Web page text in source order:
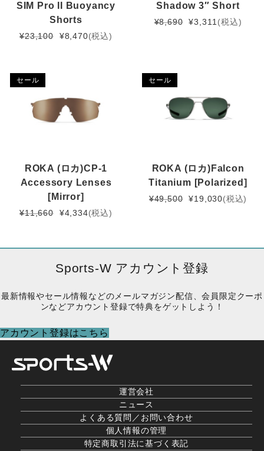
SIM Pro II Buoyancy
Shorts
¥23,100
元
¥23,100
で
し
¥8,470
現
は
¥8,470
で
(税込)
Shadow 3″ Short
¥8,690
元
で
し
た。
¥3,311
現
¥3,311
で
す。
(税込)
セール
ROKA (ロカ)CP-1
Accessory Lenses
[Mirror]
¥11,660
元
格
¥11,660
し
た。
¥4,334
現
価
は
で
す。
(税込)
セール
ROKA (ロカ)Falcon
Titanium [Polarized]
¥49,500
元
は
¥49,500
で
た。
¥19,030
現
格
は
¥19,030
す。
(税込)
Sports-W アカウント登録
最新情報やセール情報などのメールマガジン配信、会員限定クーポ
ンなどアカウント登録で特典をゲットしよう！
アカウント登録はこちら
運営会社
ニュース
よくある質問／お問い合わせ
個人情報の管理
特定商取引法に基づく表記